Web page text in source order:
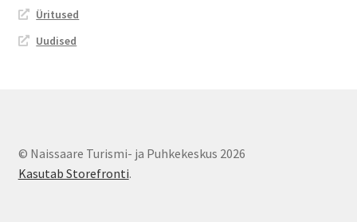
Üritused
Uudised
© Naissaare Turismi- ja Puhkekeskus 2026
Kasutab Storefronti.